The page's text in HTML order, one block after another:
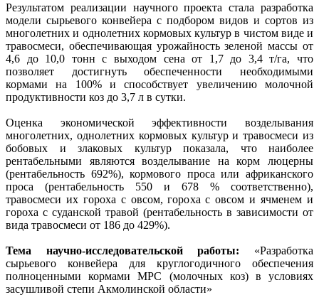
Результатом реализации научного проекта стала разработка
модели сырьевого конвейера с подбором видов и сортов из
многолетних и однолетних кормовых культур в чистом виде и
травосмеси, обеспечивающая урожайность зеленой массы от
4,6 до 10,0 тонн с выходом сена от 1,7 до 3,4 т/га, что
позволяет достигнуть обеспеченности необходимыми
кормами на 100% и способствует увеличению молочной
продуктивности коз до 3,7 л в сутки.
Оценка экономической эффективности возделывания
многолетних, однолетних кормовых культур и травосмеси из
бобовых и злаковых культур показала, что наиболее
рентабельными являются возделывание на корм люцерны
(рентабельность 692%), кормового проса или африканского
проса (рентабельность 550 и 678 % соответственно),
травосмеси их гороха с овсом, гороха с овсом и ячменем и
гороха с суданской травой (рентабельность в зависимости от
вида травосмеси от 186 до 429%).
Тема научно-исследовательской работы: «Разработка
сырьевого конвейера для круглогодичного обеспечения
полноценными кормами МРС (молочных коз) в условиях
засушливой степи Акмолинской области»